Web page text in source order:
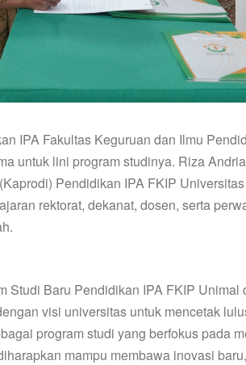
IPA Fakultas Keguruan dan Ilmu
untuk lini program studinya. Riza
Pendidikan IPA FKIP
rektorat, dekanat, dosen, serta
Baru Pendidikan IPA FKIP Unimal
visi universitas untuk mencetak
program studi yang berfokus pada
mampu membawa inovasi